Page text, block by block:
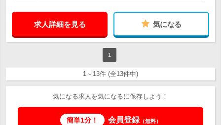
求人詳細を見る 気になる
1
1～13件 (全13件中)
気になる求人を気になるに保存しよう！
簡単1分！ 会員登録（無料）